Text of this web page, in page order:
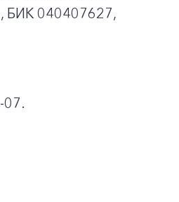
БИК 040407627,
07.